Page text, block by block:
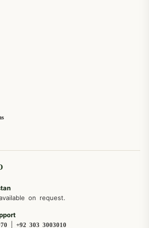
on request.
+92 303 3003010